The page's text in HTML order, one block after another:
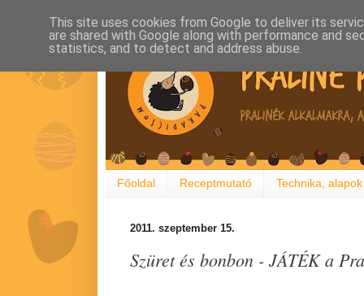
Főoldal Receptmutató Technika, alapok
2011. szeptember 15.
Szüret és bonbon - JÁTÉK a
This site uses cookies from Google to deliver its
are shared with Google along with performance and
statistics, and to detect and address abuse.